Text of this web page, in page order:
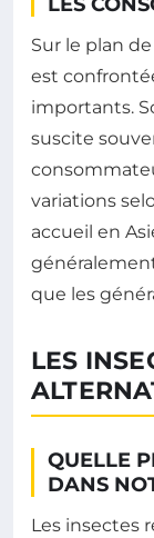
Sur le plan
est
importants.
suscite
variations
accueil en
que les
LES
QUELLE
DANS
Les insectes